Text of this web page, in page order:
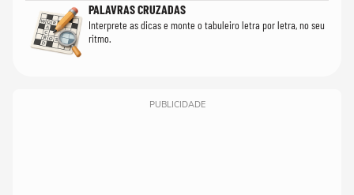
PALAVRAS CRUZADAS
Interprete as dicas e monte o tabuleiro letra por letra, no seu
ritmo.
PUBLICIDADE